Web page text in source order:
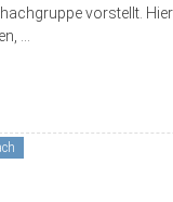
vorstellt.